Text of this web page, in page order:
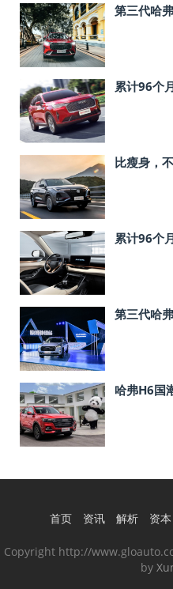
第三代哈
累计96个
比瘦身，
累计96个
第三代哈
哈弗H6国
首页 资讯 解析 资本
Copyright http://
by